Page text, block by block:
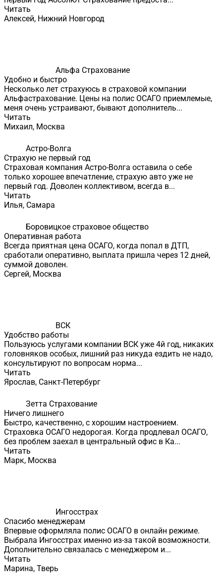
Читать
Алексей, Нижний Новгород
Альфа Страхование
Удобно и быстро
Несколько лет страхуюсь в страховой компании
Альфастрахование. Цены на полис ОСАГО приемлемые,
меня очень устраивают, бывают дополнитель...
Читать
Михаил, Москва
Астро-Волга
Страхую не первый год
Страховая компания Астро-Волга оставила о себе
только хорошее впечатление, страхую авто уже не
первый год. Доволен коллективом, всегда в...
Читать
Илья, Самара
Боровицкое страховое общество
Оперативная работа
Всегда приятная цена ОСАГО, когда попал в ДТП,
сработали оперативно, выплата пришла через 12 дней,
суммой доволен.
Сергей, Москва
ВСК
Удобство работы
Пользуюсь услугами компании ВСК уже 4й год, никаких
головняков особых, лишний раз никуда ездить не надо,
консультируют по вопросам норма...
Читать
Ярослав, Санкт-Петербург
Зетта Страхование
Ничего лишнего
Быстро, качественно, с хорошим настроением.
Страховка ОСАГО недорогая. Когда продлевал ОСАГО,
без проблем заехал в центральный офис в Ка...
Читать
Марк, Москва
Ингосстрах
Спасибо менеджерам
Впервые оформляла полис ОСАГО в онлайн режиме.
Выбрала Ингосстрах именно из-за такой возможности.
Дополнительно связалась с менеджером и...
Читать
Марина, Тверь